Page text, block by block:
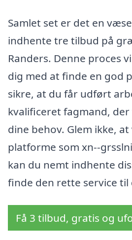
Samlet set er det en
indhente tre tilbud på
Randers. Denne proces
dig med at finde en god
sikre, at du får udført
kvalificeret fagmand,
dine behov. Glem ikke,
platforme som xn--
kan du nemt indhente
finde den rette service
Få 3 tilbud, gratis og